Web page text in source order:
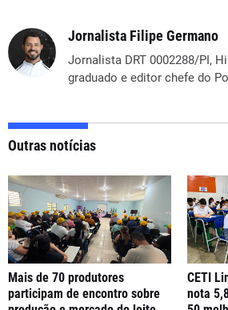
Jornalista Filipe Germano
Jornalista DRT 0002288/PI,
graduado e editor chefe do
Outras notícias
Mais de 70 produtores
participam de encontro sobre
CETI
nota